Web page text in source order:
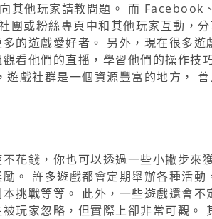
其他玩家請教問題。 而 Facebook、
或粉絲專頁中和其他玩家互動，分
的遊戲愛好者。 另外，現在很多遊
看他們的直播，學習他們的操作技
戲社群是一個資源豐富的地方，
花錢，你也可以透過一些小撇步來
。 許多遊戲都會定期舉辦各種活動
挑戰等等。 此外，一些遊戲還會不
玩家忽略，但實際上卻非常可觀。